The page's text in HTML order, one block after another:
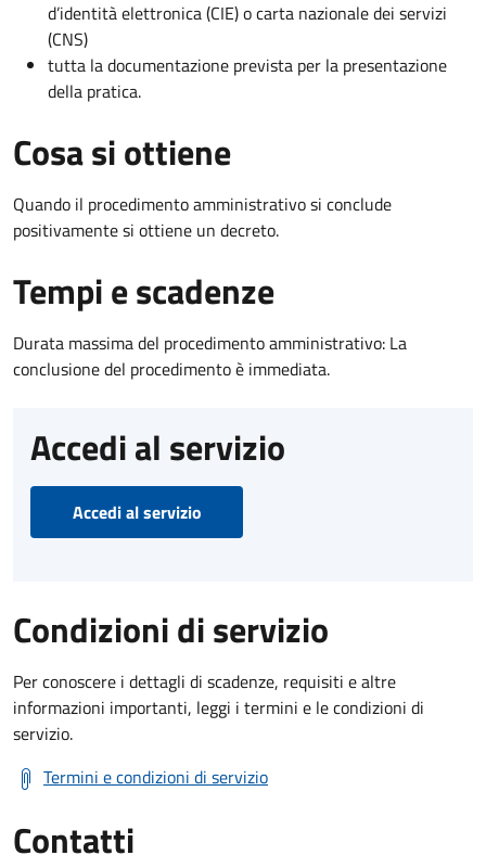
d’identità elettronica (CIE) o carta nazionale dei servizi
(CNS)
tutta la documentazione prevista per la presentazione
della pratica.
Cosa si ottiene
Quando il procedimento amministrativo si conclude
positivamente si ottiene un decreto.
Tempi e scadenze
Durata massima del procedimento amministrativo: La
conclusione del procedimento è immediata.
Accedi al servizio
Accedi al servizio
Condizioni di servizio
Per conoscere i dettagli di scadenze, requisiti e altre
informazioni importanti, leggi i termini e le condizioni di
servizio.
Termini e condizioni di servizio
Contatti